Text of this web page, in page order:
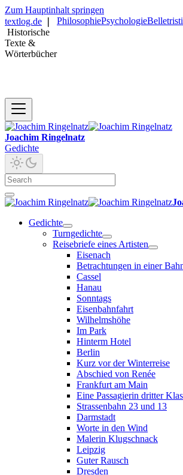
Zum Hauptinhalt springen
textlog.de
Historische
Texte &
Wörterbücher
PhilosophiePsychologie
Joachim Ringelnatz
Gedichte
Gedichte
Turngedichte
Reisebriefe eines Artisten
Eisenach
Betrachtungen in einer
Cassel
Hanau
Sonntags
Eisenbahnfahrt
Wilhelmshöhe
Im Park
Hinterm Hotel
Berlin
Kurz vor der Winterreise
Abschied von Renée
Frankfurt am Main
Eine Passagierin dritter
Strassenbahn 23 und 13
Darmstadt
Worte in den Wind
Malerin Klugschnack
Leipzig
Guter Rausch
Dresden